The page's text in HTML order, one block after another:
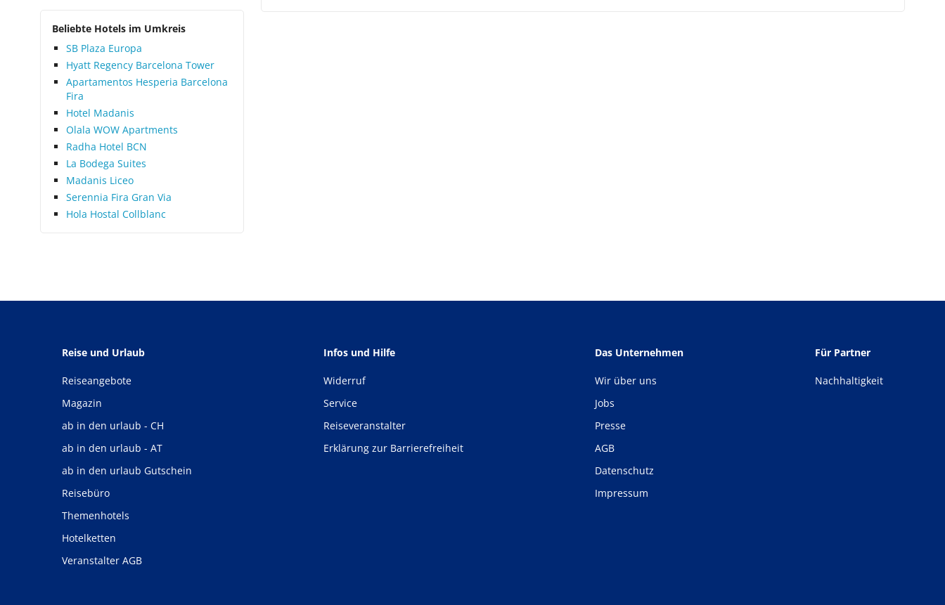
Beliebte Hotels im Umkreis
SB Plaza Europa
Hyatt Regency Barcelona Tower
Apartamentos Hesperia Barcelona
Fira
Hotel Madanis
Olala WOW Apartments
Radha Hotel BCN
La Bodega Suites
Madanis Liceo
Serennia Fira Gran Via
Hola Hostal Collblanc
Reise und Urlaub
Reiseangebote
Magazin
ab in den urlaub - CH
ab in den urlaub - AT
ab in den urlaub Gutschein
Reisebüro
Themenhotels
Hotelketten
Veranstalter AGB
Infos und Hilfe
Widerruf
Service
Reiseveranstalter
Erklärung zur Barrierefreiheit
Das Unternehmen
Wir über uns
Jobs
Presse
AGB
Datenschutz
Impressum
Für Partner
Nachhaltigkeit